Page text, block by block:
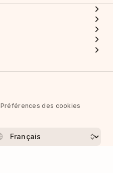
Préférences des cookies